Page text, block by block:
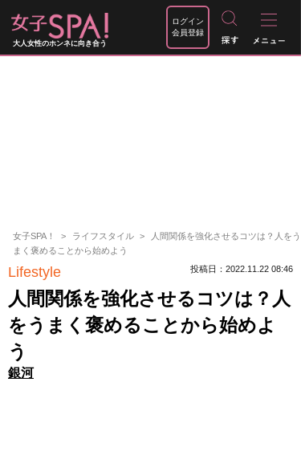
大人女性のホンネに向き合う
ログイン
会員登録
女子SPA！ ライフスタイル
人間関係を強化させるコツは？人をう
まく褒めることから始めよう
Lifestyle 投稿日：2022.11.22 08:46
人間関係を強化させるコツは？人
をうまく褒めることから始めよ
う
銀河